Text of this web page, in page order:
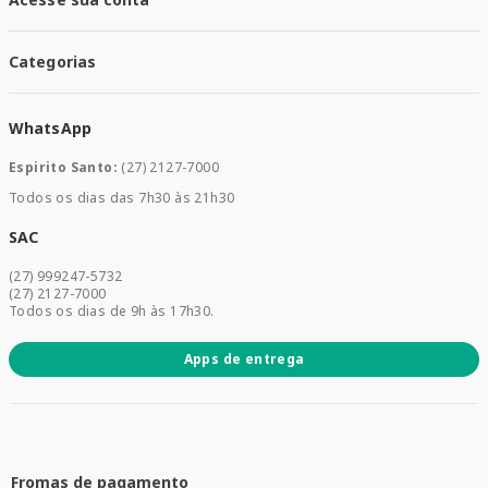
Santa Mais Exames
Santa Mais Serviços
Santa Mais Convenios
Meus Pedidos
Categorias
Saúde e Bem-estar
Mamães e Bebê
Dermocosméticos
Promoções
WhatsApp
Espirito Santo: (27) 2127-7000
Todos os dias das 7h30 às 21h30
SAC
(27) 999247-5732
(27) 2127-7000
Todos os dias de 9h às 17h30.
Apps de entrega
Fromas de pagamento